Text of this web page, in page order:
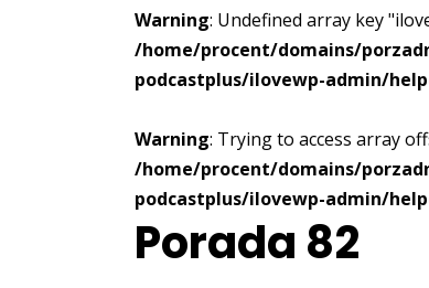
Warning: Undefined array key
/home/procent/domains/
podcastplus/ilovewp-admin/
Warning: Trying to access array
/home/procent/domains/
podcastplus/ilovewp-admin/
Porada 82